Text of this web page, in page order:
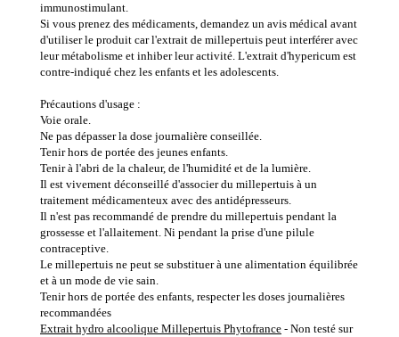
immunostimulant.
Si vous prenez des médicaments, demandez un avis médical avant
d'utiliser le produit car l'extrait de millepertuis peut interférer avec
leur métabolisme et inhiber leur activité. L'extrait d'hypericum est
contre-indiqué chez les enfants et les adolescents.
Précautions d'usage :
Voie orale.
Ne pas dépasser la dose journalière conseillée.
Tenir hors de portée des jeunes enfants.
Tenir à l'abri de la chaleur, de l'humidité et de la lumière.
Il est vivement déconseillé d'associer du millepertuis à un
traitement médicamenteux avec des antidépresseurs.
Il n'est pas recommandé de prendre du millepertuis pendant la
grossesse et l'allaitement. Ni pendant la prise d'une pilule
contraceptive.
Le millepertuis ne peut se substituer à une alimentation équilibrée
et à un mode de vie sain.
Tenir hors de portée des enfants, respecter les doses journalières
recommandées
Extrait hydro alcoolique Millepertuis Phytofrance - Non testé sur